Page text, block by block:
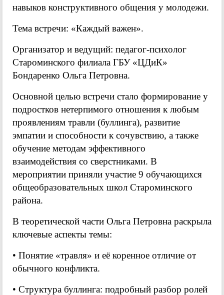
навыков конструктивного общения у молодежи.
Тема встречи: «Каждый важен».
Организатор и ведущий: педагог-психолог
Староминского филиала ГБУ «ЦДиК»
Бондаренко Ольга Петровна.
Основной целью встречи стало формирование у
подростков нетерпимого отношения к любым
проявлениям травли (буллинга), развитие
эмпатии и способности к сочувствию, а также
обучение методам эффективного
взаимодействия со сверстниками. В
мероприятии приняли участие 9 обучающихся
общеобразовательных школ Староминского
района.
В теоретической части Ольга Петровна раскрыла
ключевые аспекты темы:
• Понятие «травля» и её коренное отличие от
обычного конфликта.
• Структура буллинга: подробный разбор ролей